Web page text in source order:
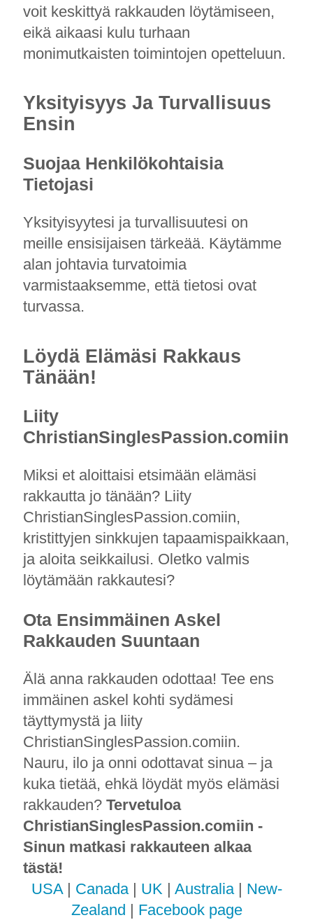
voit keskittyä rakkauden löytämiseen,
eikä aikaasi kulu turhaan
monimutkaisten toimintojen opetteluun.
Yksityisyys Ja Turvallisuus
Ensin
Suojaa Henkilökohtaisia
Tietojasi
Yksityisyytesi ja turvallisuutesi on
meille ensisijaisen tärkeää. Käytämme
alan johtavia turvatoimia
varmistaaksemme, että tietosi ovat
turvassa.
Löydä Elämäsi Rakkaus
Tänään!
Liity
ChristianSinglesPassion.comiin
Miksi et aloittaisi etsimään elämäsi
rakkautta jo tänään? Liity
ChristianSinglesPassion.comiin,
kristittyjen sinkkujen tapaamispaikkaan,
ja aloita seikkailusi. Oletko valmis
löytämään rakkautesi?
Ota Ensimmäinen Askel
Rakkauden Suuntaan
Älä anna rakkauden odottaa! Tee ens
immäinen askel kohti sydämesi
täyttymystä ja liity
ChristianSinglesPassion.comiin.
Nauru, ilo ja onni odottavat sinua – ja
kuka tietää, ehkä löydät myös elämäsi
rakkauden?Tervetuloa
ChristianSinglesPassion.comiin -
Sinun matkasi rakkauteen alkaa
tästä!
USA| Canada| UK | Australia| New-
Zealand | Facebook page